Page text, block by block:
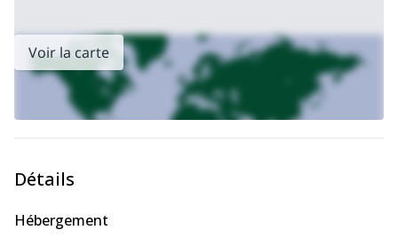
Voir la carte
Détails
Hébergement